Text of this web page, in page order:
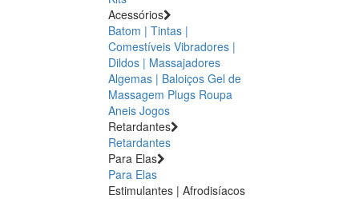
Acessórios
Batom | Tintas |
Comestíveis Vibradores |
Dildos | Massajadores
Algemas | Baloiços Gel de
Massagem Plugs Roupa
Aneis Jogos
Retardantes
Retardantes
Para Elas
Para Elas
Estimulantes | Afrodisíacos